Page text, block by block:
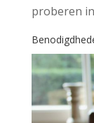
proberen